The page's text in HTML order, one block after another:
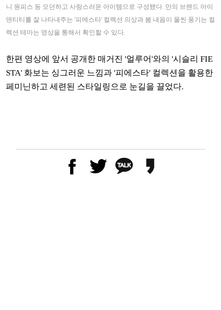
니 원피스 등 모던하고 사랑스러운 아이템으로 구성됐다. 만의 브랜드 아이
덴티티를 잘 나타내주는 '피에스타' 컬렉션 의상과 봄 내음이 물씬 풍기는 컬
렉션 테마는 영상을 통해서 확인할 수 있다.
한편 영상에 앞서 공개한 매거진 '얼루어'와의 '시슬리 FIE
STA' 화보는 싱그러운 느낌과 '피에스타' 컬렉션을 활용한
페미닌하고 세련된 스타일링으로 눈길을 끌었다.